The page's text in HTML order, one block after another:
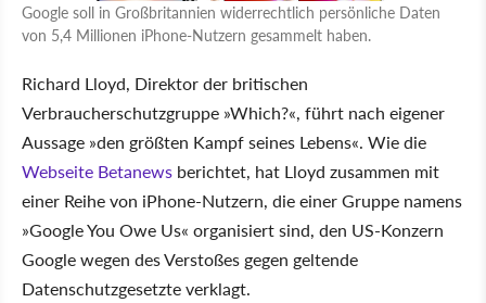
Google soll in Großbritannien widerrechtlich persönliche Daten
von 5,4 Millionen iPhone-Nutzern gesammelt haben.
Richard Lloyd, Direktor der britischen
Verbraucherschutzgruppe »Which?«, führt nach eigener
Aussage »den größten Kampf seines Lebens«. Wie die
Webseite Betanews berichtet, hat Lloyd zusammen mit
einer Reihe von iPhone-Nutzern, die einer Gruppe namens
»Google You Owe Us« organisiert sind, den US-Konzern
Google wegen des Verstoßes gegen geltende
Datenschutzgesetzte verklagt.